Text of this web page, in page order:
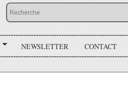
NEWSLETTER CONTACT